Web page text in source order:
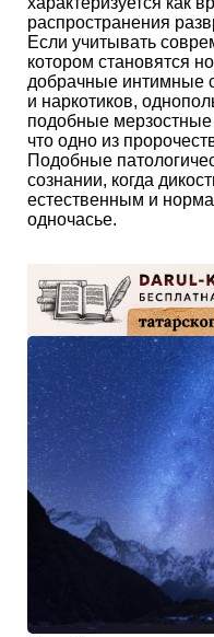
распространения
Если учитывать
котором становятся
добрачные интимные
и наркотиков,
подобные мерзостные
что одно из
Подобные
сознании, когда
естественным и
одночасье.